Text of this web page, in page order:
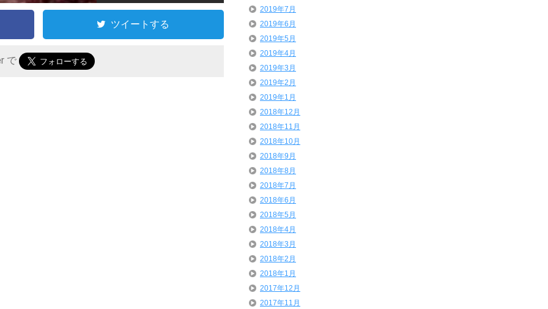
ツイートする
で
2019年7月
2019年6月
2019年5月
2019年4月
2019年3月
2019年2月
2019年1月
2018年12月
2018年11月
2018年10月
2018年9月
2018年8月
2018年7月
2018年6月
2018年5月
2018年4月
2018年3月
2018年2月
2018年1月
2017年12月
2017年11月